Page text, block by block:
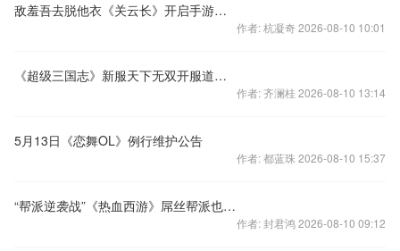
敌羞吾去脱他衣《关云长》开启手游无双新时代
作者: 杭凝奇 2026-08-10 10:01
《超级三国志》新服天下无双开服道具奖励活动
作者: 齐澜桂 2026-08-10 13:14
5月13日《恋舞OL》例行维护公告
作者: 都蓝珠 2026-08-10 15:37
“帮派逆袭战”《热血西游》屌丝帮派也能逆袭
作者: 封君鸿 2026-08-10 09:12